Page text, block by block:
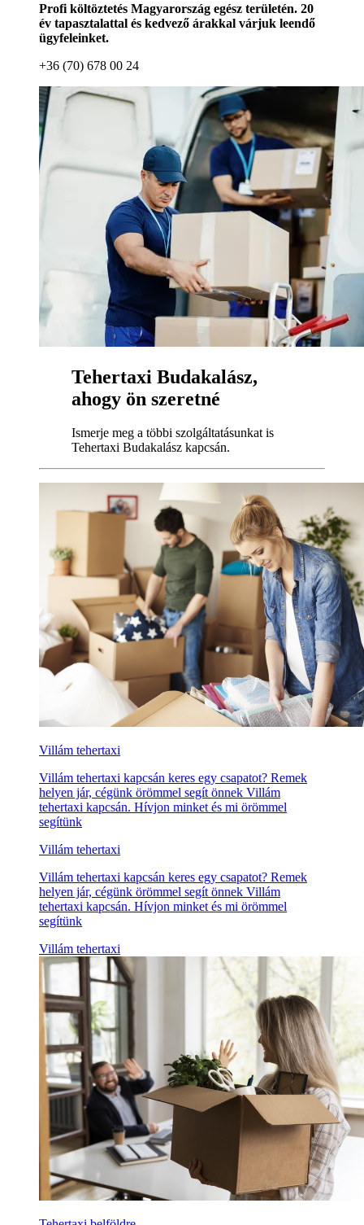
Profi költöztetés Magyarország egész területén. 20
év tapasztalattal és kedvező árakkal várjuk leendő
ügyfeleinket.
+36 (70) 678 00 24
Tehertaxi Budakalász,
ahogy ön szeretné
Ismerje meg a többi szolgáltatásunkat is
Tehertaxi Budakalász kapcsán.
Villám tehertaxi
Villám tehertaxi kapcsán keres egy csapatot? Remek
helyen jár, cégünk örömmel segít önnek Villám
tehertaxi kapcsán. Hívjon minket és mi örömmel
segítünk
Villám tehertaxi
Villám tehertaxi kapcsán keres egy csapatot? Remek
helyen jár, cégünk örömmel segít önnek Villám
tehertaxi kapcsán. Hívjon minket és mi örömmel
segítünk
Villám tehertaxi